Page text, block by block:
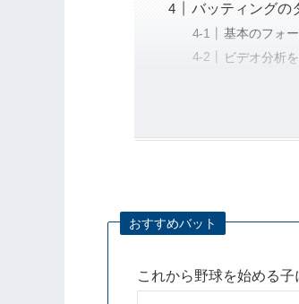
バッティングの
基本のフォ
ビデオ分析
おすすめバット
これから野球を始める